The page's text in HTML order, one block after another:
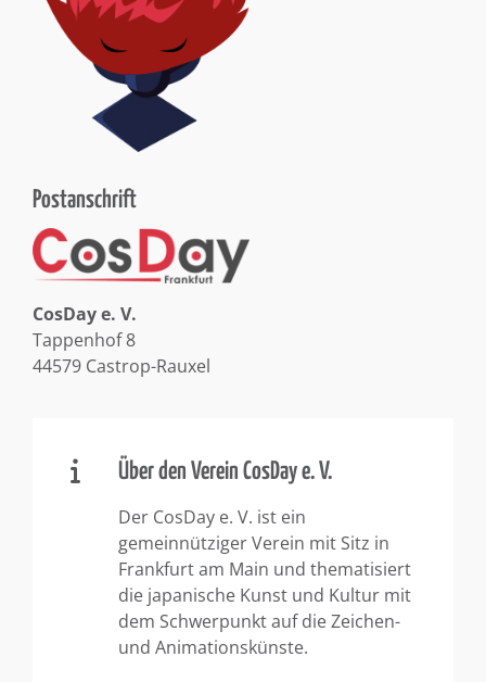
Postanschrift
CosDay e. V.
Tappenhof 8
44579 Castrop-Rauxel
Über den Verein CosDay e. V.
Der CosDay e. V. ist ein
gemeinnütziger Verein mit Sitz in
Frankfurt am Main und thematisiert
die japanische Kunst und Kultur mit
dem Schwerpunkt auf die Zeichen-
und Animationskünste.